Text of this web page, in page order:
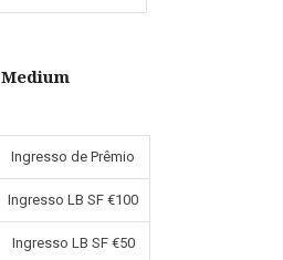
Medium
Ingresso de Prêmio
Ingresso LB SF €100
Ingresso LB SF €50